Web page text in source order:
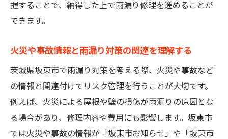
握することで、納得した上で雨漏り修理を進めることが
できます。
火災や事故情報と雨漏り対策の関連を理解する
茨城県坂東市で雨漏り対策を考える際、火災や事故など
の情報と関連付けてリスク管理を行うことが大切です。
例えば、火災による屋根や壁の損傷が雨漏りの原因とな
る場合があり、修理内容や費用にも影響します。坂東市
では火災や事故の情報が「坂東市お知らせ」や「坂東市